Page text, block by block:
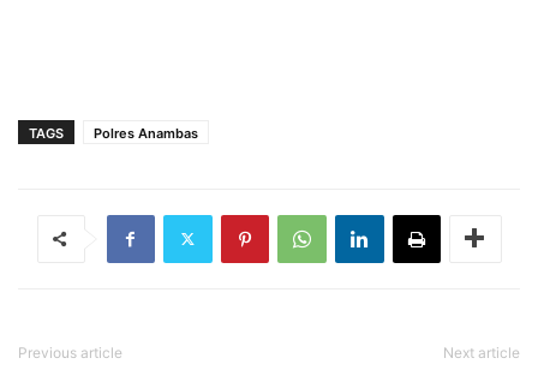
TAGS Polres Anambas
Previous article Next article